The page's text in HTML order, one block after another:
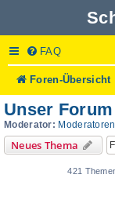
FAQ
Foren-Übersicht
Unser Forum
Moderator: Moderatoren
Neues Thema
421